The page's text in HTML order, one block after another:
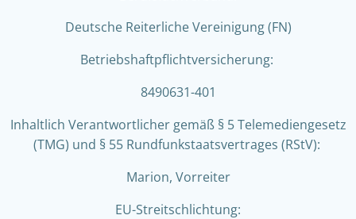
Deutsche Reiterliche Vereinigung (FN)
Betriebshaftpflichtversicherung:
8490631-401
Inhaltlich Verantwortlicher gemäß § 5 Telemediengesetz
(TMG) und § 55 Rundfunkstaatsvertrages (RStV):
Marion, Vorreiter
EU-Streitschlichtung: